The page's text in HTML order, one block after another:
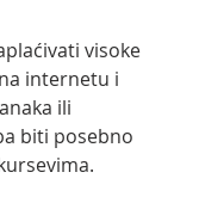
visoke
internetu i
ili
biti posebno